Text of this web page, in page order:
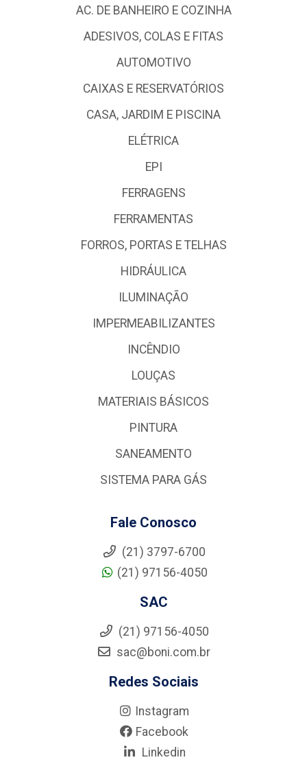
AC. DE BANHEIRO E COZINHA
ADESIVOS, COLAS E FITAS
AUTOMOTIVO
CAIXAS E RESERVATÓRIOS
CASA, JARDIM E PISCINA
ELÉTRICA
EPI
FERRAGENS
FERRAMENTAS
FORROS, PORTAS E TELHAS
HIDRÁULICA
ILUMINAÇÃO
IMPERMEABILIZANTES
INCÊNDIO
LOUÇAS
MATERIAIS BÁSICOS
PINTURA
SANEAMENTO
SISTEMA PARA GÁS
Fale Conosco
(21) 3797-6700
(21) 97156-4050
SAC
(21) 97156-4050
sac@boni.com.br
Redes Sociais
Instagram
Facebook
Linkedin